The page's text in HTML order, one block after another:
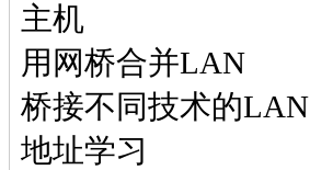
主机
用网桥合并LAN
桥接不同技术的LAN
地址学习